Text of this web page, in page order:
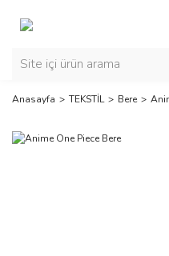
Anasayfa TEKSTİL Bere